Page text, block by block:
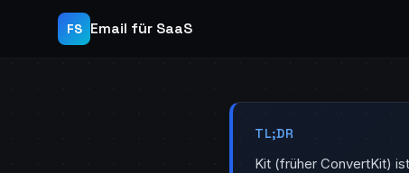
FS Email für SaaS
TL;DR
Kit (früher ConvertKit)